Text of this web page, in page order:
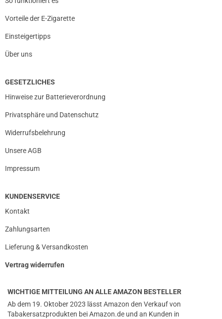
prev
Vorteile der E-Zigarette
Einsteigertipps
Über uns
GESETZLICHES
Hinweise zur Batterieverordnung
Privatsphäre und Datenschutz
Widerrufsbelehrung
Unsere AGB
Impressum
KUNDENSERVICE
Kontakt
Zahlungsarten
Lieferung & Versandkosten
Vertrag widerrufen
WICHTIGE MITTEILUNG AN ALLE AMAZON BESTELLER
Ab dem 19. Oktober 2023 lässt Amazon den Verkauf von
Tabakersatzprodukten bei Amazon.de und an Kunden in